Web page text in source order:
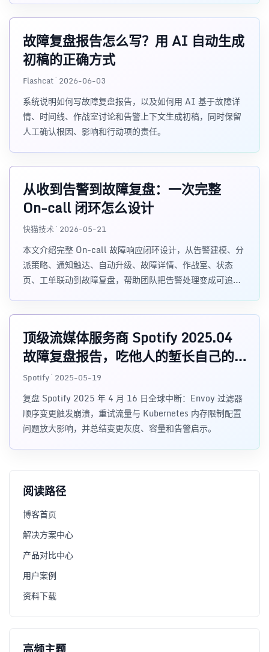
故障复盘报告怎么写？用 AI 自动生成
初稿的正确方式
Flashcat · 2026-06-03
系统说明如何写故障复盘报告，以及如何用 AI 基于故障详
情、时间线、作战室讨论和告警上下文生成初稿，同时保留
人工确认根因、影响和行动项的责任。
从收到告警到故障复盘：一次完整
On-call 闭环怎么设计
快猫技术 · 2026-05-21
本文介绍完整 On-call 故障响应闭环设计，从告警建模、分
派策略、通知触达、自动升级、故障详情、作战室、状态
页、工单联动到故障复盘，帮助团队把告警处理变成可追
顶级流媒体服务商 Spotify 2025.04
故障复盘报告，吃他人的堑长自己的
智
Spotify · 2025-05-19
复盘 Spotify 2025 年 4 月 16 日全球中断：Envoy 过滤器
顺序变更触发崩溃，重试流量与 Kubernetes 内存限制配置
问题放大影响，并总结变更灰度、容量和告警启示。
阅读路径
博客首页
解决方案中心
产品对比中心
用户案例
资料下载